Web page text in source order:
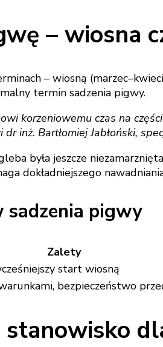
– wiosna
– wiosną
termin sadzenia pigwy.
korzeniowemu czas na
inż. Bartłomiej Jabłoński,
była jeszcze
dokładniejszego
pigwy
Zalety
start wiosną
bezpieczeństwo